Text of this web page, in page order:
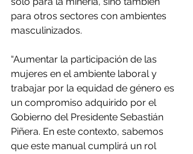
para otros sectores con ambientes
masculinizados.
“Aumentar la participación de las
mujeres en el ambiente laboral y
trabajar por la equidad de género es
un compromiso adquirido por el
Gobierno del Presidente Sebastián
Piñera. En este contexto, sabemos
que este manual cumplirá un rol